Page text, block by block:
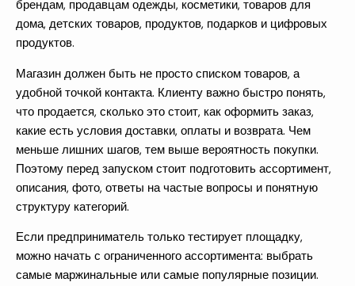
брендам, продавцам одежды, косметики, товаров для
дома, детских товаров, продуктов, подарков и цифровых
продуктов.
Магазин должен быть не просто списком товаров, а
удобной точкой контакта. Клиенту важно быстро понять,
что продается, сколько это стоит, как оформить заказ,
какие есть условия доставки, оплаты и возврата. Чем
меньше лишних шагов, тем выше вероятность покупки.
Поэтому перед запуском стоит подготовить ассортимент,
описания, фото, ответы на частые вопросы и понятную
структуру категорий.
Если предприниматель только тестирует площадку,
можно начать с ограниченного ассортимента: выбрать
самые маржинальные или самые популярные позиции.